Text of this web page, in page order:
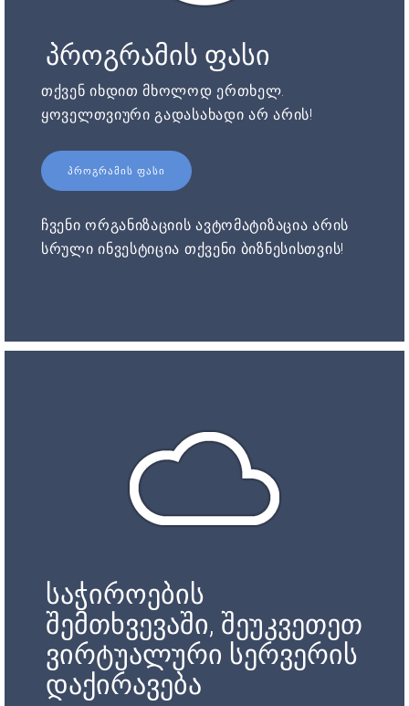
პროგრამის ფასი
თქვენ იხდით მხოლოდ ერთხელ.
ყოველთვიური გადასახადი არ არის!
ᲞᲠᲝᲒᲠᲐᲛᲘᲡ ᲤᲐᲡᲘ
ჩვენი ორგანიზაციის ავტომატიზაცია არის
სრული ინვესტიცია თქვენი ბიზნესისთვის!
საჭიროების
შემთხვევაში, შეუკვეთეთ
ვირტუალური სერვერის
დაქირავება